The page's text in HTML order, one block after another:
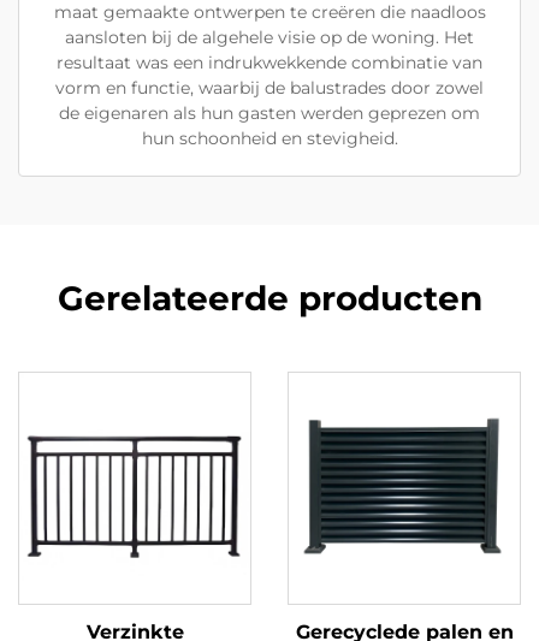
maat gemaakte ontwerpen te creëren die naadloos
aansloten bij de algehele visie op de woning. Het
resultaat was een indrukwekkende combinatie van
vorm en functie, waarbij de balustrades door zowel
de eigenaren als hun gasten werden geprezen om
hun schoonheid en stevigheid.
Gerelateerde producten
Verzinkte Gerecyclede palen en